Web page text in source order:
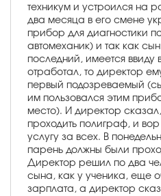
техникум и устроился на
два месяца в его смене
прибор для диагностики
автомеханик) и так как
последний, имеется ввиду
отработал, то директор
первый подозреваемый
им пользовался этим
место). И директор сказал,
проходить полиграф, и вор
услугу за всех. В
парень должны были
Директор решил по два
сына, как у ученика, еще
зарплата, а директор